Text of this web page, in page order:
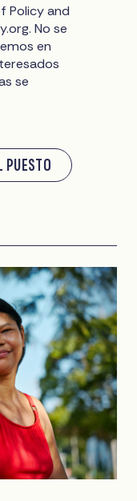
Policy and
. No se
en
se
PUESTO